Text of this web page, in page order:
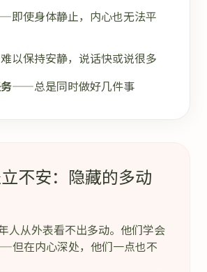
即使身体静止，内心也无法平
以保持安静，说话快或说很多
——总是同时做好几件事
不安：隐藏的多动
人从外表看不出多动。他们学会
但在内心深处，他们一点也不